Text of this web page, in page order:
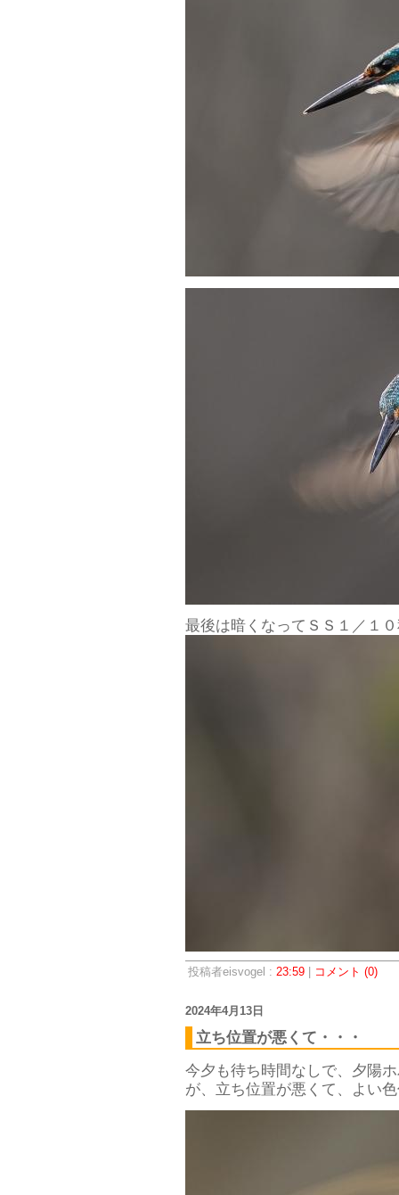
最後は暗くなってＳＳ１／１
投稿者eisvogel : 23:59| コメント (0)
2024年4月13日
立ち位置が悪くて・・・
今夕も待ち時間なしで、夕陽
が、立ち位置が悪くて、よい